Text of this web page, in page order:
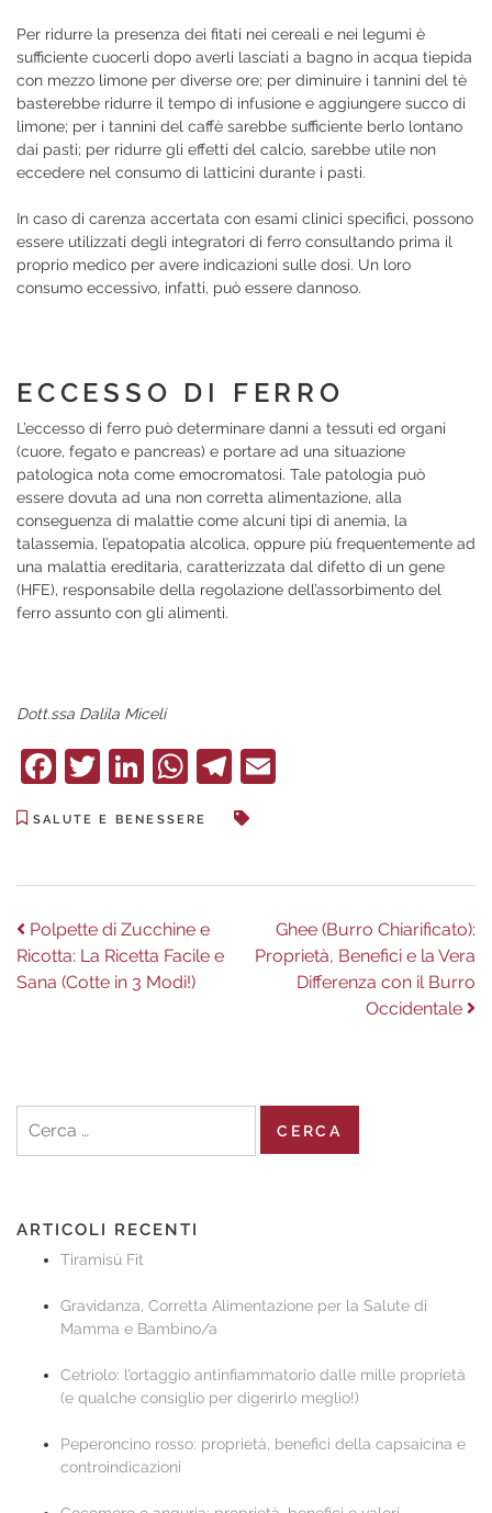
Per ridurre la presenza dei fitati nei cereali e nei legumi è
sufficiente cuocerli dopo averli lasciati a bagno in acqua tiepida
con mezzo limone per diverse ore; per diminuire i tannini del tè
basterebbe ridurre il tempo di infusione e aggiungere succo di
limone; per i tannini del caffè sarebbe sufficiente berlo lontano
dai pasti; per ridurre gli effetti del calcio, sarebbe utile non
eccedere nel consumo di latticini durante i pasti.
In caso di carenza accertata con esami clinici specifici, possono
essere utilizzati degli integratori di ferro consultando prima il
proprio medico per avere indicazioni sulle dosi. Un loro
consumo eccessivo, infatti, può essere dannoso.
ECCESSO DI FERRO
L’eccesso di ferro può determinare danni a tessuti ed organi
(cuore, fegato e pancreas) e portare ad una situazione
patologica nota come emocromatosi. Tale patologia può
essere dovuta ad una non corretta alimentazione, alla
conseguenza di malattie come alcuni tipi di anemia, la
talassemia, l’epatopatia alcolica, oppure più frequentemente ad
una malattia ereditaria, caratterizzata dal difetto di un gene
(HFE), responsabile della regolazione dell’assorbimento del
ferro assunto con gli alimenti.
Dott.ssa Dalila Miceli
Facebook
Twitter
LinkedIn
WhatsApp
Telegram
SALUTE E BENESSERE
Navigazione
articoli
Previous
post:
Polpette di Zucchine e
Ricotta: La Ricetta Facile e
Sana (Cotte in 3 Modi!)
Next
post:
Ghee (Burro Chiarificato):
Proprietà, Benefici e la Vera
Differenza con il Burro
Occidentale
per:
ARTICOLI RECENTI
Tiramisù Fit
Gravidanza, Corretta Alimentazione per la Salute di
Mamma e Bambino/a
Cetriolo: l’ortaggio antinfiammatorio dalle mille proprietà
(e qualche consiglio per digerirlo meglio!)
Peperoncino rosso: proprietà, benefici della capsaicina e
controindicazioni